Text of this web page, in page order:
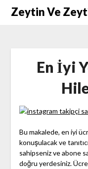
SkipZeytin Ve
En İyi
Bu makalede, en iyi
konuşulacak ve
sahipseniz ve abone
doğru yerdesiniz.